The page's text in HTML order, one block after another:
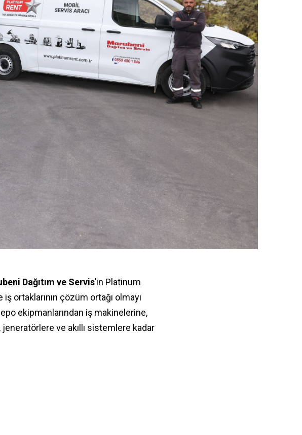
Dağıtım ve Servis’in Platinum
ortaklarının çözüm ortağı olmayı
ekipmanlarından iş makinelerine,
ve akıllı sistemlere kadar